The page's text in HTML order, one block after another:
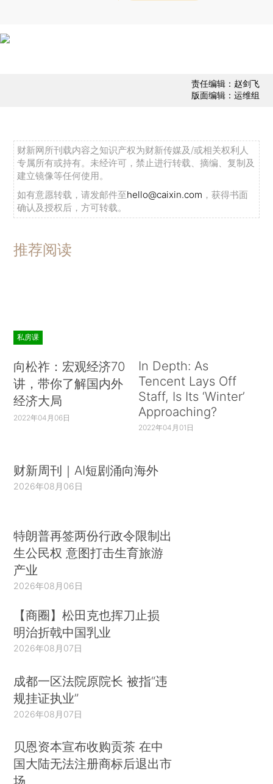
责任编辑：赵剑飞
版面编辑：运维组
财新网所刊载内容之知识产权为财新传媒及/或相关权利人
专属所有或持有。未经许可，禁止进行转载、摘编、复制及
建立镜像等任何使用。
如有意愿转载，请发邮件至hello@caixin.com ，获得书面
确认及授权后，方可转载。
推荐阅读
私房课
向松祚：宏观经济70
讲，带你了解国内外
经济大局
2022年04月06日
In Depth: As
Tencent Lays Off
Staff, Is Its ‘Winter’
Approaching?
2022年04月01日
财新周刊｜AI短剧涌向海外
2026年08月06日
特朗普再签两份行政令限制出
生公民权 意图打击生育旅游
产业
2026年08月06日
【商圈】松田克也挥刀止损
明治折戟中国乳业
2026年08月07日
成都一区法院原院长 被指“违
规挂证执业”
2026年08月07日
贝恩资本宣布收购贡茶 在中
国大陆无法注册商标后退出市
场